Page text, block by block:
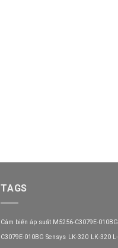
TAGS
Cảm biến áp suất M5256-C3079E-010BG
C3079E-010BG Sensys LK-320 LK-320